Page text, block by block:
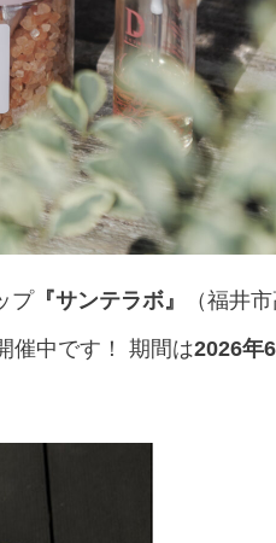
プ『サンテラボ』
（福井
催中です！ 期間は2026年